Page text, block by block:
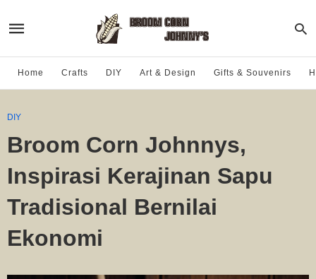
Home Crafts DIY Art & Design Gifts & Souvenirs
DIY
Broom Corn Johnnys,
Inspirasi Kerajinan Sapu
Tradisional Bernilai
Ekonomi